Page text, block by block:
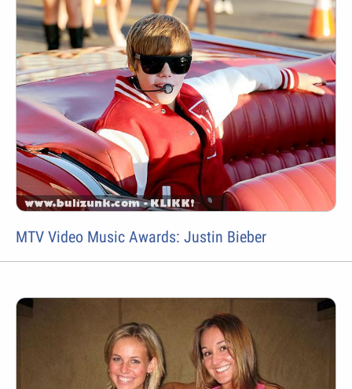
MTV Video Music Awards: Justin Bieber